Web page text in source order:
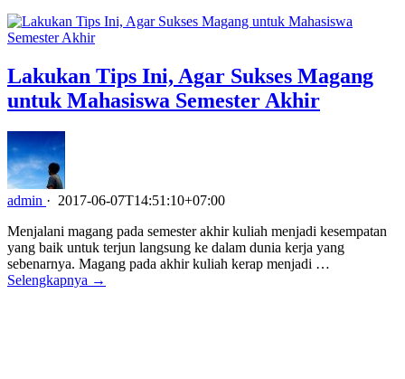
Lakukan Tips Ini, Agar Sukses Magang
untuk Mahasiswa Semester Akhir
admin · 2017-06-07T14:51:10+07:00
Menjalani magang pada semester akhir kuliah menjadi kesempatan
yang baik untuk terjun langsung ke dalam dunia kerja yang
sebenarnya. Magang pada akhir kuliah kerap menjadi …
Selengkapnya →